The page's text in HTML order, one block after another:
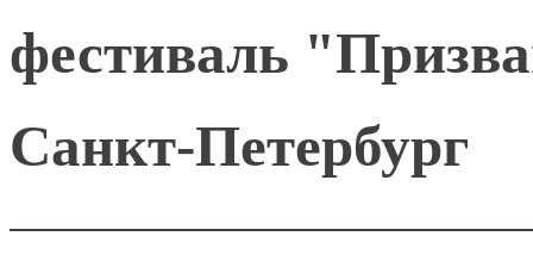
фестиваль
Санкт-Петербург